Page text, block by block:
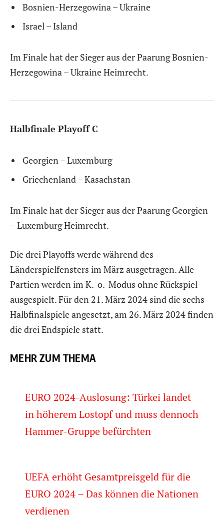
Bosnien-Herzegowina – Ukraine
Israel – Island
Im Finale hat der Sieger aus der Paarung Bosnien-
Herzegowina – Ukraine Heimrecht.
Halbfinale Playoff C
Georgien – Luxemburg
Griechenland – Kasachstan
Im Finale hat der Sieger aus der Paarung Georgien
– Luxemburg Heimrecht.
Die drei Playoffs werde während des
Länderspielfensters im März ausgetragen. Alle
Partien werden im K.-o.-Modus ohne Rückspiel
ausgespielt. Für den 21. März 2024 sind die sechs
Halbfinalspiele angesetzt, am 26. März 2024 finden
die drei Endspiele statt.
MEHR ZUM THEMA
EURO 2024-Auslosung: Türkei landet
in höherem Lostopf und muss dennoch
Hammer-Gruppe befürchten
UEFA erhöht Gesamtpreisgeld für die
EURO 2024 – Das können die Nationen
verdienen